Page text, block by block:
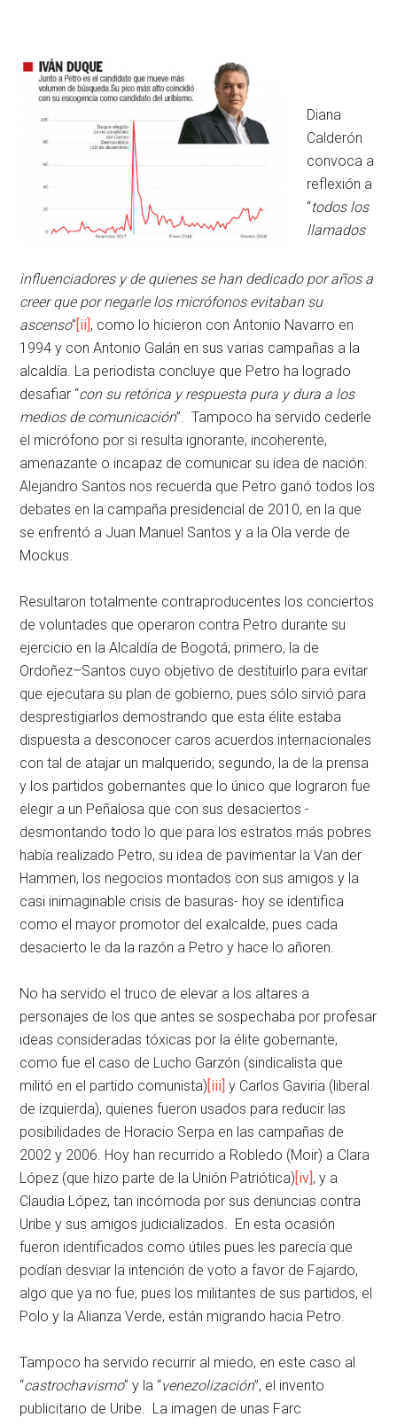
Diana
Calderón
convoca a
reflexión a
“todos los
llamados
influenciadores y de quienes se han dedicado por años a
creer que por negarle los micrófonos evitaban su
ascenso”[ii], como lo hicieron con Antonio Navarro en
1994 y con Antonio Galán en sus varias campañas a la
alcaldía. La periodista concluye que Petro ha logrado
desafiar “con su retórica y respuesta pura y dura a los
medios de comunicación”. Tampoco ha servido cederle
el micrófono por si resulta ignorante, incoherente,
amenazante o incapaz de comunicar su idea de nación:
Alejandro Santos nos recuerda que Petro ganó todos los
debates en la campaña presidencial de 2010, en la que
se enfrentó a Juan Manuel Santos y a la Ola verde de
Mockus.
Resultaron totalmente contraproducentes los conciertos
de voluntades que operaron contra Petro durante su
ejercicio en la Alcaldía de Bogotá; primero, la de
Ordoñez–Santos cuyo objetivo de destituirlo para evitar
que ejecutara su plan de gobierno, pues sólo sirvió para
desprestigiarlos demostrando que esta élite estaba
dispuesta a desconocer caros acuerdos internacionales
con tal de atajar un malquerido; segundo, la de la prensa
y los partidos gobernantes que lo único que lograron fue
elegir a un Peñalosa que con sus desaciertos -
desmontando todo lo que para los estratos más pobres
había realizado Petro, su idea de pavimentar la Van der
Hammen, los negocios montados con sus amigos y la
casi inimaginable crisis de basuras- hoy se identifica
como el mayor promotor del exalcalde, pues cada
desacierto le da la razón a Petro y hace lo añoren.
No ha servido el truco de elevar a los altares a
personajes de los que antes se sospechaba por profesar
ideas consideradas tóxicas por la élite gobernante,
como fue el caso de Lucho Garzón (sindicalista que
militó en el partido comunista)[iii] y Carlos Gaviria (liberal
de izquierda), quienes fueron usados para reducir las
posibilidades de Horacio Serpa en las campañas de
2002 y 2006. Hoy han recurrido a Robledo (Moir) a Clara
López (que hizo parte de la Unión Patriótica)[iv], y a
Claudia López, tan incómoda por sus denuncias contra
Uribe y sus amigos judicializados. En esta ocasión
fueron identificados como útiles pues les parecía que
podían desviar la intención de voto a favor de Fajardo,
algo que ya no fue, pues los militantes de sus partidos, el
Polo y la Alianza Verde, están migrando hacia Petro.
Tampoco ha servido recurrir al miedo, en este caso al
“castrochavismo” y la “venezolización”, el invento
publicitario de Uribe. La imagen de unas Farc